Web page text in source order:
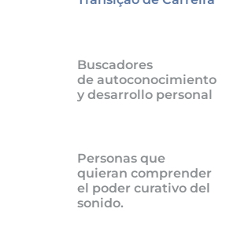
Buscadores
de autoconocimiento
y desarrollo personal
Personas que
quieran comprender
el poder curativo del
sonido.